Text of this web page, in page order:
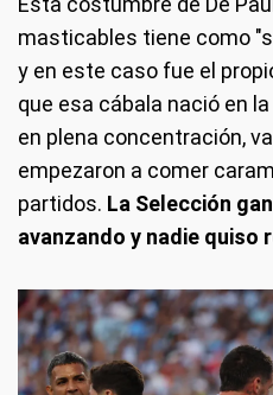
masticables tiene como
y en este caso fue el
que esa cábala nació en la
en plena concentración,
empezaron a comer
partidos. La Selección
avanzando y nadie quiso